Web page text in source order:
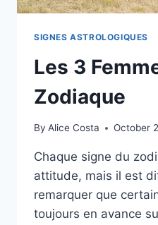
SIGNES ASTROLOGIQUES
Les 3
Zodiaque
By Alice Costa October
Chaque signe du
attitude, mais il est
remarquer que
toujours en avance